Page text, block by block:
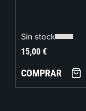
Sin stock
15,00€
COMPRAR